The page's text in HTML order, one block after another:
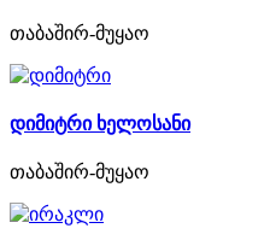
თაბაშირ-მუყაო
დიმიტრი ხელოსანი
თაბაშირ-მუყაო